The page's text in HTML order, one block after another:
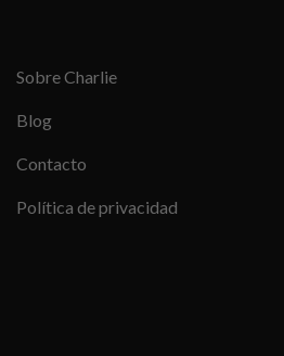
Sobre Charlie
Blog
Contacto
Política de privacidad